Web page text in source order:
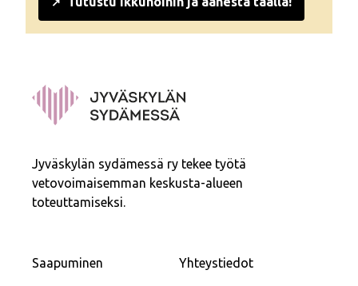
Jyväskylän sydämessä ry tekee työtä
vetovoimaisemman keskusta-alueen
toteuttamiseksi.
Saapuminen Yhteystiedot